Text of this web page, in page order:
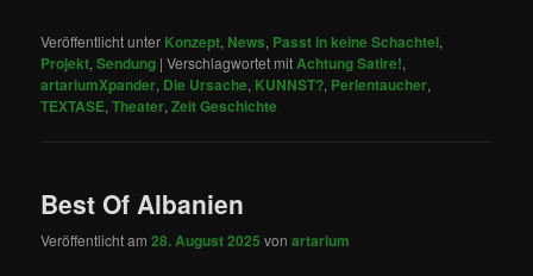
Veröffentlicht unter Konzept, News, Passt in keine Schachtel,
Projekt,Sendung |Verschlagwortet mitAchtung Satire!,
artariumXpander, Die Ursache, KUNNST?, Perlentaucher,
TEXTASE,Theater,Zeit Geschichte
Best Of Albanien
Veröffentlicht am28. August 2025 vonartarium